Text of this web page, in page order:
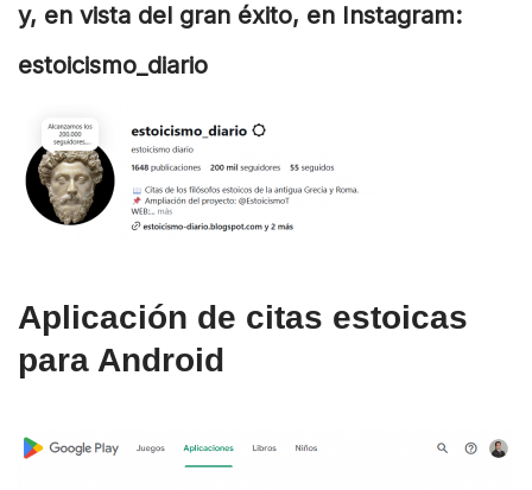
y, en vista del gran éxito, en Instagram:
estoicismo_diario
Aplicación de citas estoicas
para Android